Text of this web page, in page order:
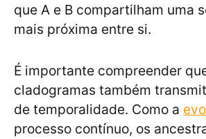
que A e B compartilham uma
mais próxima entre si.
É importante compreender
cladogramas também
de temporalidade. Como a
processo contínuo, os